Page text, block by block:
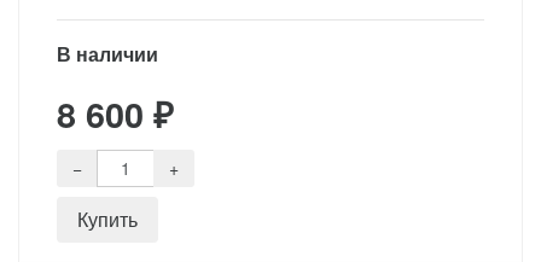
В наличии
8 600 ₽